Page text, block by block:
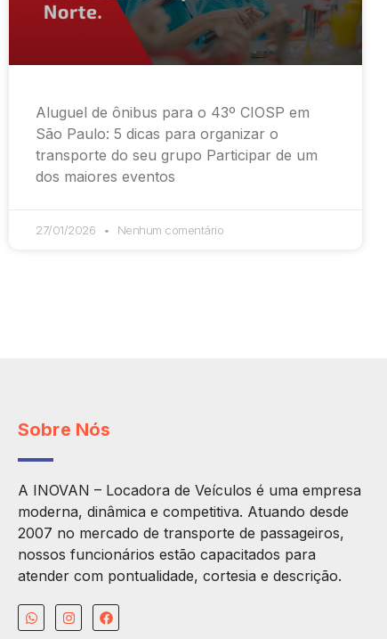
Aluguel de ônibus para o 43º CIOSP em
São Paulo: 5 dicas para organizar o
transporte do seu grupo Participar de um
dos maiores eventos
27/01/2026 Nenhum comentário
Sobre Nós
A INOVAN – Locadora de Veículos é uma empresa
moderna, dinâmica e competitiva. Atuando desde
2007 no mercado de transporte de passageiros,
nossos funcionários estão capacitados para
atender com pontualidade, cortesia e descrição.